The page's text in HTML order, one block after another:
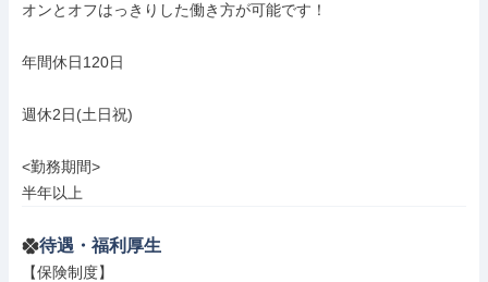
オンとオフはっきりした働き方が可能です！
年間休日120日
週休2日(土日祝)
<勤務期間>
半年以上
待遇・福利厚生
【保険制度】